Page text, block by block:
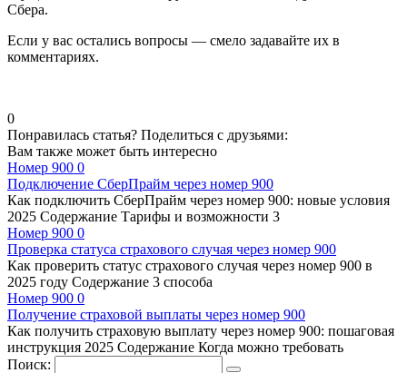
Сбера.
Если у вас остались вопросы — смело задавайте их в
комментариях.
0
Понравилась статья? Поделиться с друзьями:
Вам также может быть интересно
Номер 900 0
Подключение СберПрайм через номер 900
Как подключить СберПрайм через номер 900: новые условия
2025 Содержание Тарифы и возможности 3
Номер 900 0
Проверка статуса страхового случая через номер 900
Как проверить статус страхового случая через номер 900 в
2025 году Содержание 3 способа
Номер 900 0
Получение страховой выплаты через номер 900
Как получить страховую выплату через номер 900: пошаговая
инструкция 2025 Содержание Когда можно требовать
Поиск: